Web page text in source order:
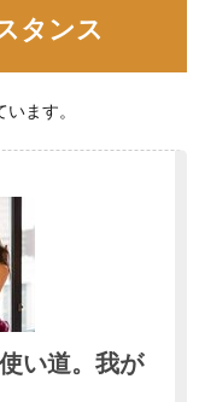
タンス
ます。